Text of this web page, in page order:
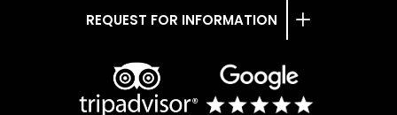
REQUEST FOR INFORMATION